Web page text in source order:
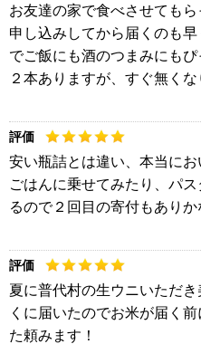
お友達の家で食べさせても
申し込みしてから届くのも
でご飯にも酒のつまみにもぴ
２本ありますが、すぐ無く
安い瓶詰とは違い、本当にお
ごはんに乗せてみたり、パ
るので２回目の寄付もあり
夏に普代村の生ウニいただ
くに届いたのでお米が届く
た頼みます！